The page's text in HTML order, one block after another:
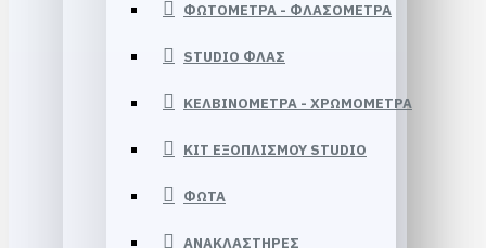
ΦΩΤΟΜΕΤΡΑ - ΦΛΑΣΟΜΕΤΡΑ
STUDIO ΦΛΑΣ
ΚΕΛΒΙΝΟΜΕΤΡΑ - ΧΡΩΜΟΜΕΤΡΑ
KIT ΕΞΟΠΛΙΣΜΟΥ STUDIO
ΦΩΤΑ
ΑΝΑΚΛΑΣΤΗΡΕΣ